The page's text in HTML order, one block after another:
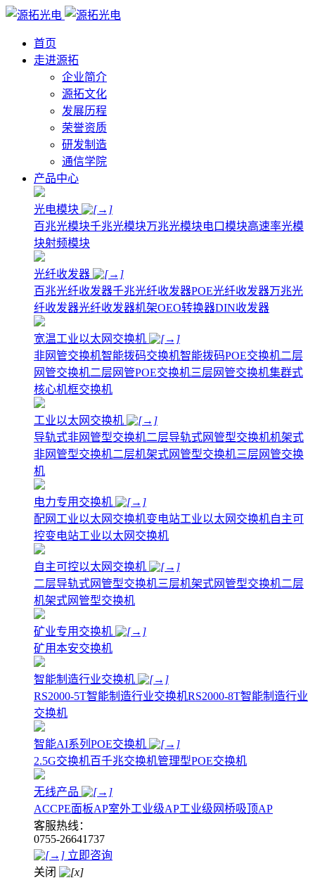
首页
走进源拓
企业简介
源拓文化
发展历程
荣誉资质
研发制造
通信学院
产品中心
光电模块
百兆光模块千兆光模块万兆光模块电口模块高速率光模
块射频模块
光纤收发器
百兆光纤收发器千兆光纤收发器POE光纤收发器万兆光
纤收发器光纤收发器机架OEO转换器DIN收发器
宽温工业以太网交换机
非网管交换机智能拨码交换机智能拨码POE交换机二层
网管交换机二层网管POE交换机三层网管交换机集群式
核心机框交换机
工业以太网交换机
导轨式非网管型交换机二层导轨式网管型交换机机架式
非网管型交换机二层机架式网管型交换机三层网管交换
机
电力专用交换机
配网工业以太网交换机变电站工业以太网交换机自主可
控变电站工业以太网交换机
自主可控以太网交换机
二层导轨式网管型交换机三层机架式网管型交换机二层
机架式网管型交换机
矿业专用交换机
矿用本安交换机
智能制造行业交换机
RS2000-5T智能制造行业交换机RS2000-8T智能制造行业
交换机
智能AI系列POE交换机
2.5G交换机百千兆交换机管理型POE交换机
无线产品
ACCPE面板AP室外工业级AP工业级网桥吸顶AP
客服热线：
0755-26641737
立即咨询
关闭